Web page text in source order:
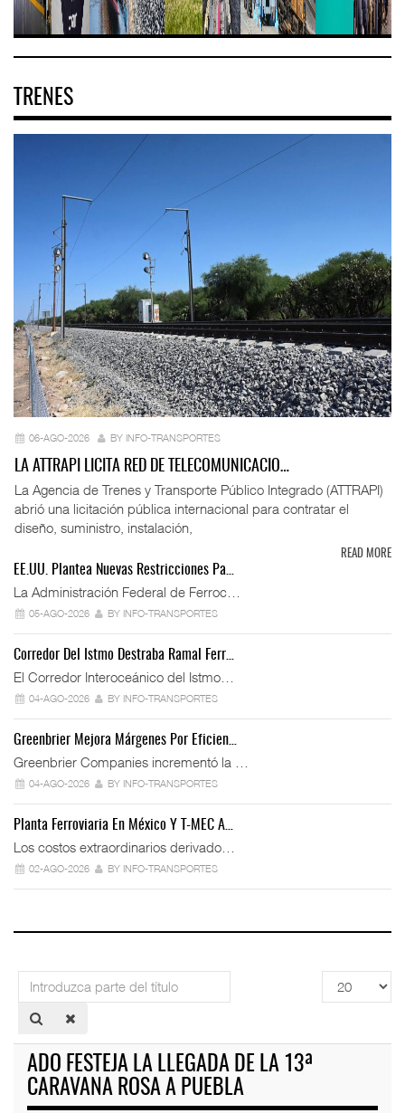
TRENES
06-AGO-2026 BY INFO-TRANSPORTES
LA ATTRAPI LICITA RED DE TELECOMUNICACIO…
La Agencia de Trenes y Transporte Público Integrado (ATTRAPI)
abrió una licitación pública internacional para contratar el
diseño, suministro, instalación,
READ MORE
EE.UU. Plantea Nuevas Restricciones Pa…
La Administración Federal de Ferroc…
05-AGO-2026 BY INFO-TRANSPORTES
Corredor Del Istmo Destraba Ramal Ferr…
El Corredor Interoceánico del Istmo…
04-AGO-2026 BY INFO-TRANSPORTES
Greenbrier Mejora Márgenes Por Eficien…
Greenbrier Companies incrementó la …
04-AGO-2026 BY INFO-TRANSPORTES
Planta Ferroviaria En México Y T-MEC A…
Los costos extraordinarios derivado…
02-AGO-2026 BY INFO-TRANSPORTES
Introduzca
parte
del
Cantidad
a
ADO FESTEJA LA LLEGADA DE LA 13ª
CARAVANA ROSA A PUEBLA